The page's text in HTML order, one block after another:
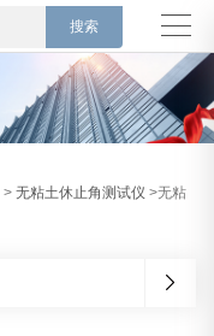
>无粘土休止角测试仪 >无粘